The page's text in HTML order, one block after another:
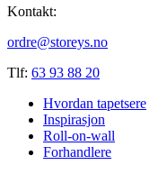
Kontakt:
ordre@storeys.no
Tlf: 63 93 88 20
Hvordan tapetsere
Inspirasjon
Roll-on-wall
Forhandlere